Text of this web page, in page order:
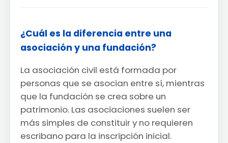
¿Cuál es la diferencia entre una
asociación y una fundación?
La asociación civil está formada por
personas que se asocian entre sí, mientras
que la fundación se crea sobre un
patrimonio. Las asociaciones suelen ser
más simples de constituir y no requieren
escribano para la inscripción inicial.